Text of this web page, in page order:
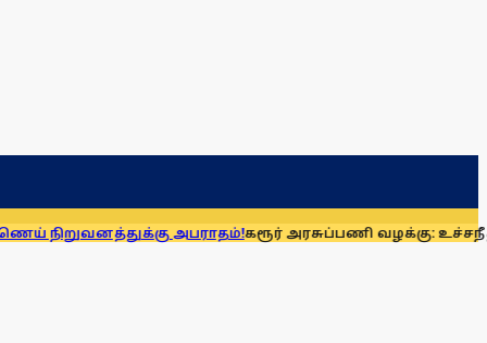
அபராதம்!கரூர் அரசுப்பணி வழக்கு: